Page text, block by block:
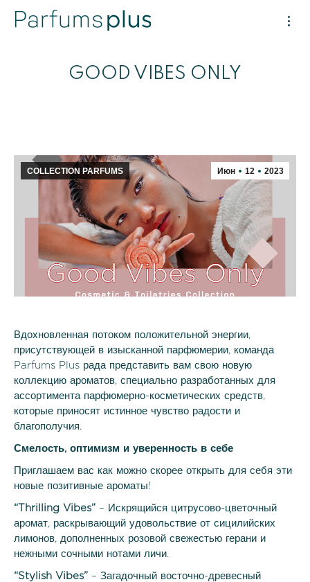
GOOD VIBES ONLY
Июн 12 2023
COLLECTION PARFUMS
Вдохновленная потоком положительной энергии,
присутствующей в изысканной парфюмерии, команда
Parfums Plus рада представить вам свою новую
коллекцию ароматов, специально разработанных для
ассортимента парфюмерно-косметических средств,
которые приносят истинное чувство радости и
благополучия.
Смелость, оптимизм и уверенность в себе
Приглашаем вас как можно скорее открыть для себя эти
новые позитивные ароматы!
“ Thrilling Vibes” – Искрящийся цитрусово-цветочный
аромат, раскрывающий удовольствие от сицилийских
лимонов, дополненных розовой свежестью герани и
нежными сочными нотами личи.
“Stylish Vibes” – Загадочный восточно-древесный